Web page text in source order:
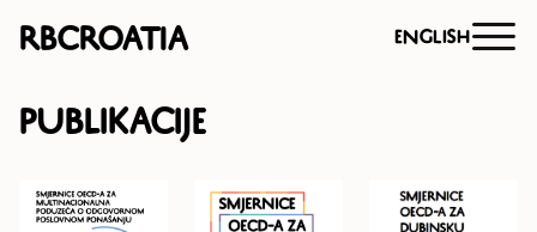
RBCroatia English
Publikacije